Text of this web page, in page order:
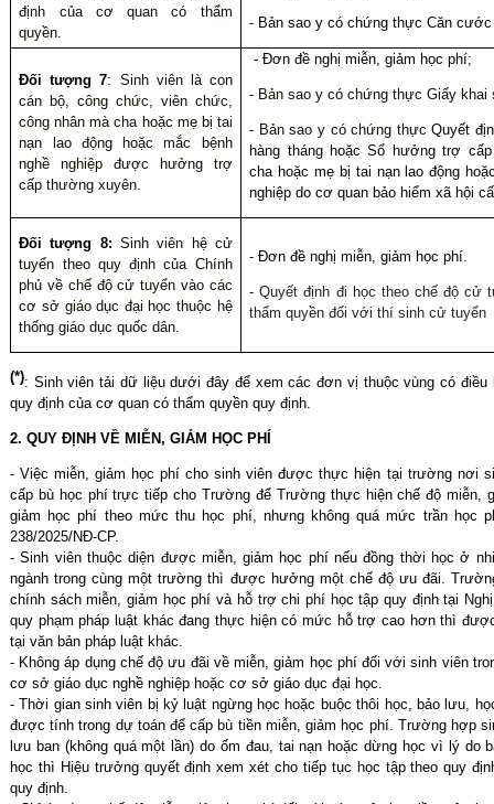
định của cơ quan có thẩm
quyền.
- Bản sao y có chứng thực Căn cước
Đối tượng 7: Sinh viên là con
cán bộ, công chức, viên chức,
công nhân mà cha hoặc mẹ bị tai
nạn lao động hoặc mắc bệnh
nghề nghiệp được hưởng trợ
cấp thường xuyên.
- Đơn đề nghị miễn, giảm học phí;
- Bản sao y có chứng thựcGiấy khai
- Bản sao y có chứng thực Quyết
hàng tháng hoặc Sổ hưởng trợ
cha hoặc mẹ bị tai nạn lao động
nghiệp do cơ quan bảo hiểm xã hội
Đối tượng 8: Sinh viên hệ cử
tuyển theo quy định của Chính
phủ về chế độ cử tuyển vào các
cơ sở giáo dục đại học thuộc hệ
thống giáo dục quốc dân.
- Đơn đề nghị miễn, giảm học phí
-Quyết định đi học theo chế độ cử
thẩm quyền đối với thí sinh cử tuyển
(*): Sinh viên tải dữ liệu dưới đây để xem các đơn vị thuộcvùng có điều
quy định của cơ quan có thẩm quyền quy định.
2. QUY ĐỊNH VỀ MIỄN, GIẢM HỌC PHÍ
- Việc miễn, giảm học phí cho sinh viên được thực hiện tại trường nơi
cấp bù học phí trực tiếp cho Trường để Trường thực hiện chế độ miễn,
giảm học phí theo mức thu học phí, nhưng không quá mức trần học
238/2025/NĐ-CP.
- Sinh viên thuộc diện được miễn, giảm học phí nếu đồng thời học ở
ngành trong cùng một trường thì được hưởng một chế độ ưu đãi.
chính sách miễn, giảm học phí và hỗ trợ chi phí học tập quy định tại
quy phạm pháp luật khác đang thực hiện có mức hỗ trợ cao hơn thì
tại văn bản pháp luật khác.
- Không áp dụng chế độ ưu đãi về miễn, giảm học phí đối với sinh viên
cơ sở giáo dục nghề nghiệp hoặc cơ sở giáo dục đại học.
- Thời gian sinh viên bị kỷ luật ngừng học hoặc buộc thôi học, bảo lưu,
được tính trong dự toán để cấp bù tiền miễn, giảm học phí. Trường hợp
lưu ban (không quá một lần) do ốm đau, tai nạn hoặc dừng học vì lý do
học thì Hiệu trưởng quyết định xem xét cho tiếp tục học tập theo quy
quy định.